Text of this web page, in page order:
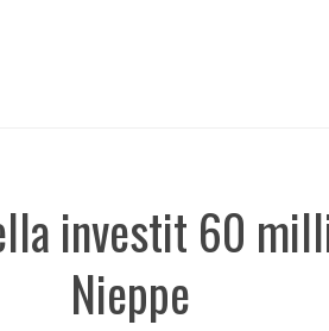
investit 60
Nieppe